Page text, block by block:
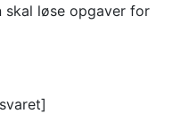
skal løse opgaver for